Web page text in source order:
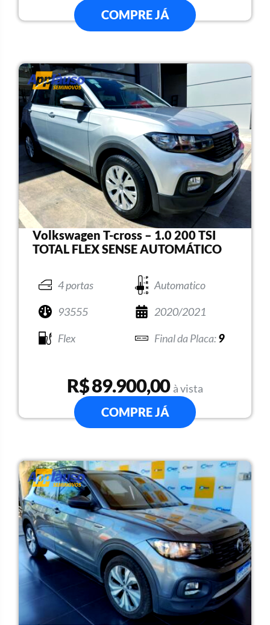
COMPRE JÁ
Volkswagen T-cross – 1.0 200 TSI
TOTAL FLEX SENSE AUTOMÁTICO
4 portas
Automatico
93555
2020/2021
Flex
9
R$ 89.900,00 à vista
COMPRE JÁ